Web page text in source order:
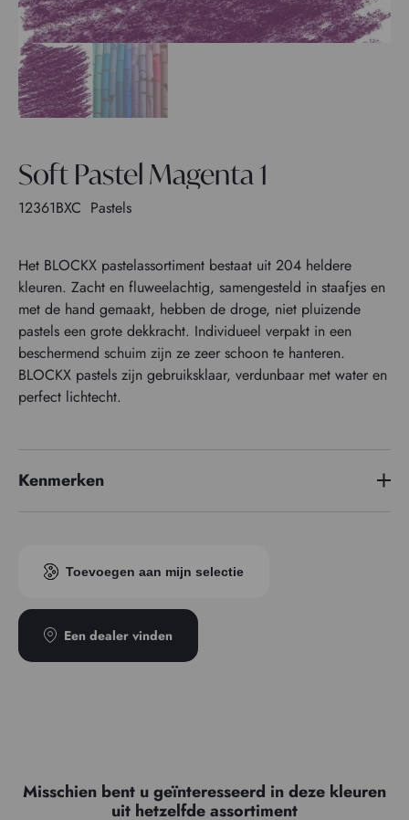
Soft Pastel Magenta 1
12361BXC Pastels
Het BLOCKX pastelassortiment bestaat uit 204 heldere
kleuren. Zacht en fluweelachtig, samengesteld in staafjes en
met de hand gemaakt, hebben de droge, niet pluizende
pastels een grote dekkracht. Individueel verpakt in een
beschermend schuim zijn ze zeer schoon te hanteren.
BLOCKX pastels zijn gebruiksklaar, verdunbaar met water en
perfect lichtecht.
Kenmerken
Toevoegen aan mijn selectie
Een dealer vinden
Misschien bent u geïnteresseerd in deze kleuren
uit hetzelfde assortiment